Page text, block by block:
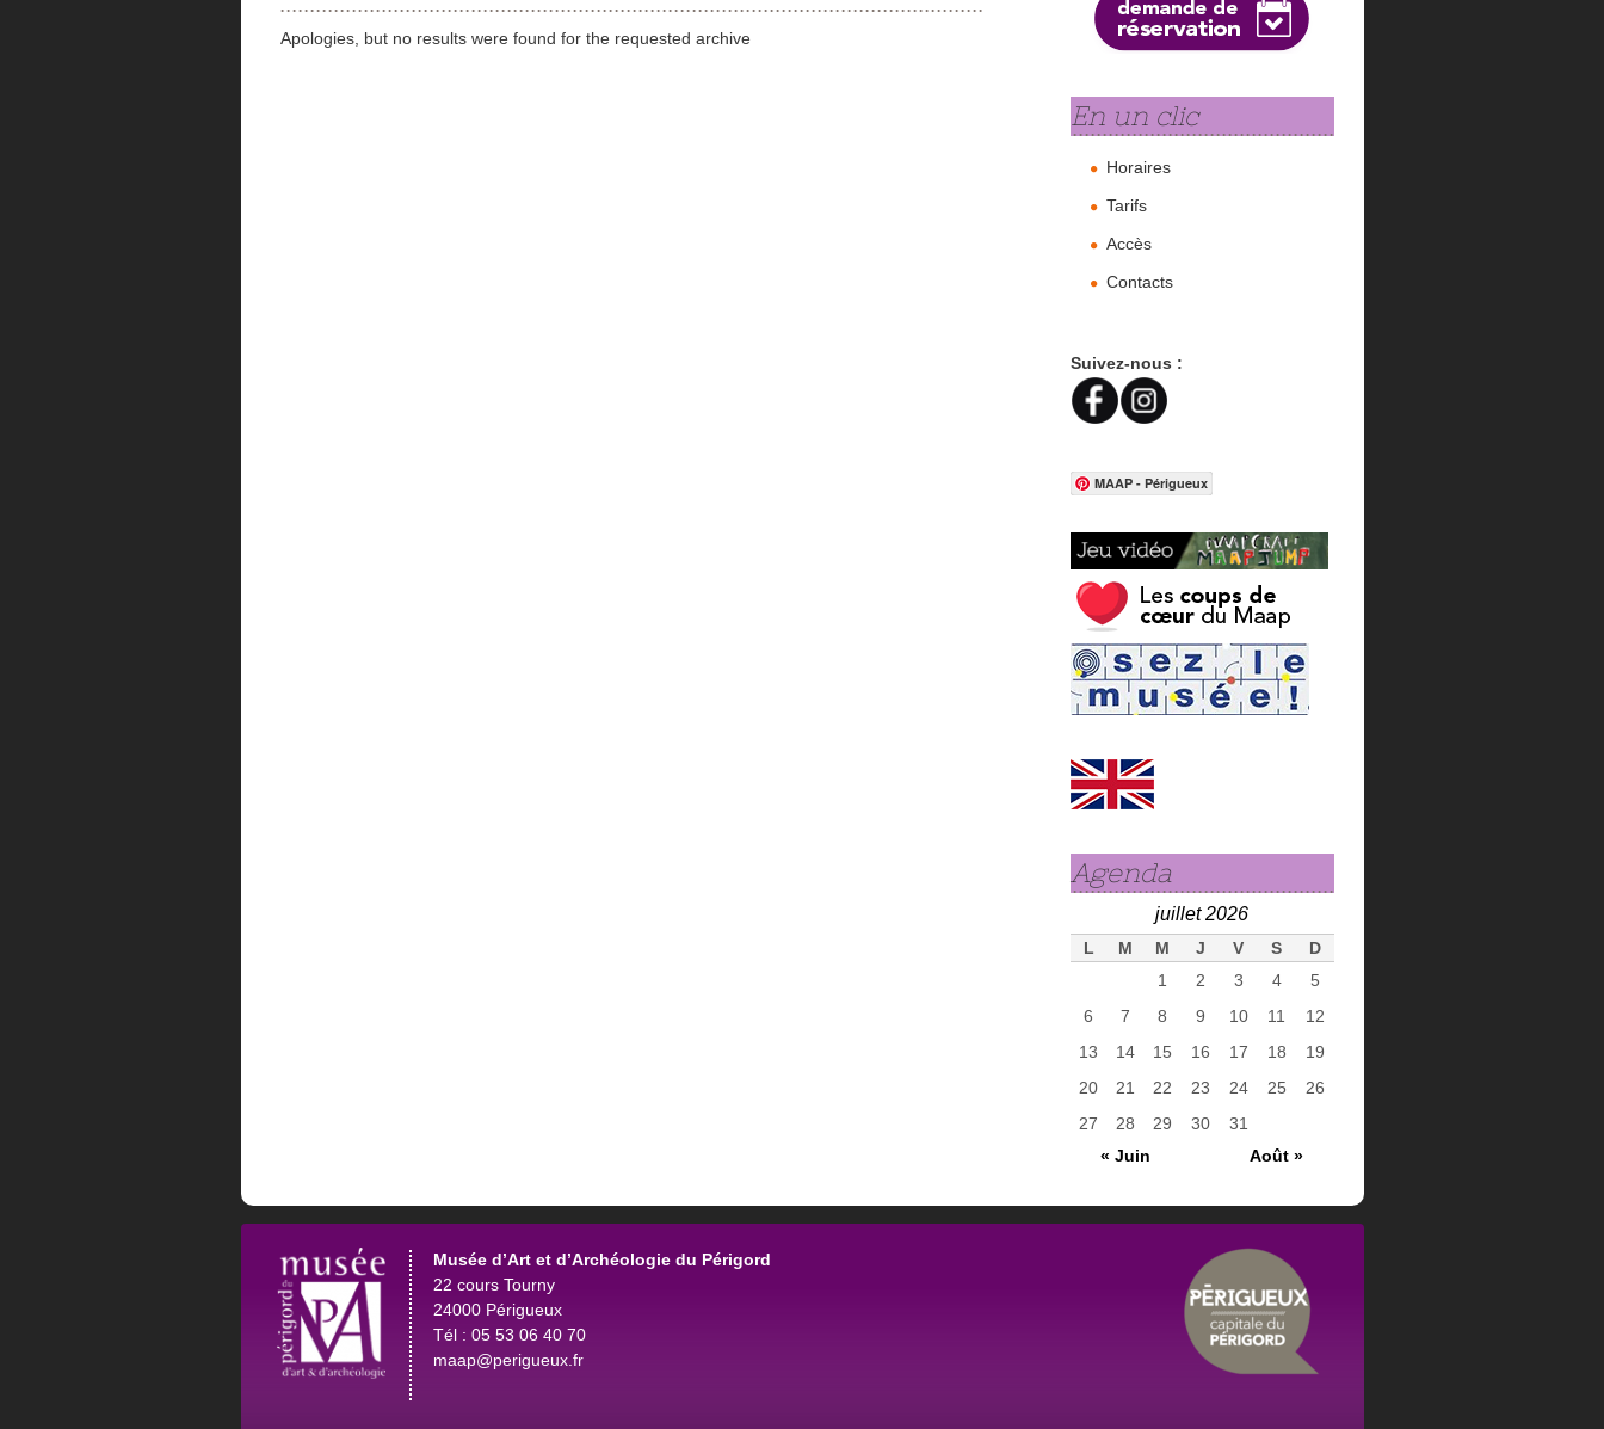
Apologies, but no results were found for the requested archive
En un clic
Horaires
Tarifs
Accès
Contacts
Suivez-nous :
MAAP - Périgueux
Agenda
juillet 2026
L M M J V S
D
1
2 3 4
5
6
7 8 9 10 11
12
13
14 15 16 17 18
19
20
21 22 23 24 25
26
27
28 29 30
31
« Juin
Août »
Musée d’Art et d’Archéologie du Périgord
22 cours Tourny
24000 Périgueux
Tél : 05 53 06 40 70
maap@perigueux.fr